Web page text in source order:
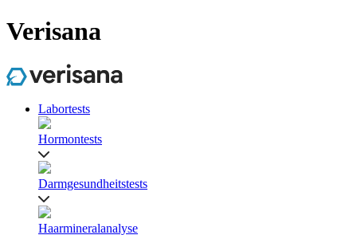
Verisana
Labortests
Hormontests
Darmgesundheitstests
Haarmineralanalyse